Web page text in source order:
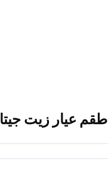
طقم عيار زيت جيتا 2011-2018